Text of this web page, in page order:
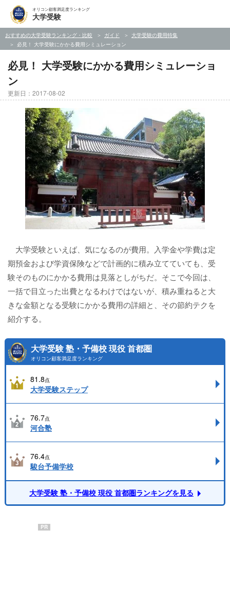
オリコン顧客満足度ランキング
大学受験
おすすめの大学受験ランキング・比較 ガイド
大学受験の費用特集
必見！ 大学受験にかかる費用シミュレーション
必見！ 大学受験にかかる費用シミュレーショ
ン
更新日：2017-08-02
大学受験といえば、気になるのが費用。入学金や学費は定
期預金および学資保険などで計画的に積み立てていても、受
験そのものにかかる費用は見落としがちだ。そこで今回は、
一括で目立った出費となるわけではないが、積み重ねると大
きな金額となる受験にかかる費用の詳細と、その節約テクを
紹介する。
大学受験 塾・予備校 現役 首都圏
オリコン顧客満足度ランキング
81.8点
大学受験ステップ
76.7点
河合塾
76.4点
駿台予備学校
大学受験 塾・予備校 現役 首都圏ランキングを見る
PR